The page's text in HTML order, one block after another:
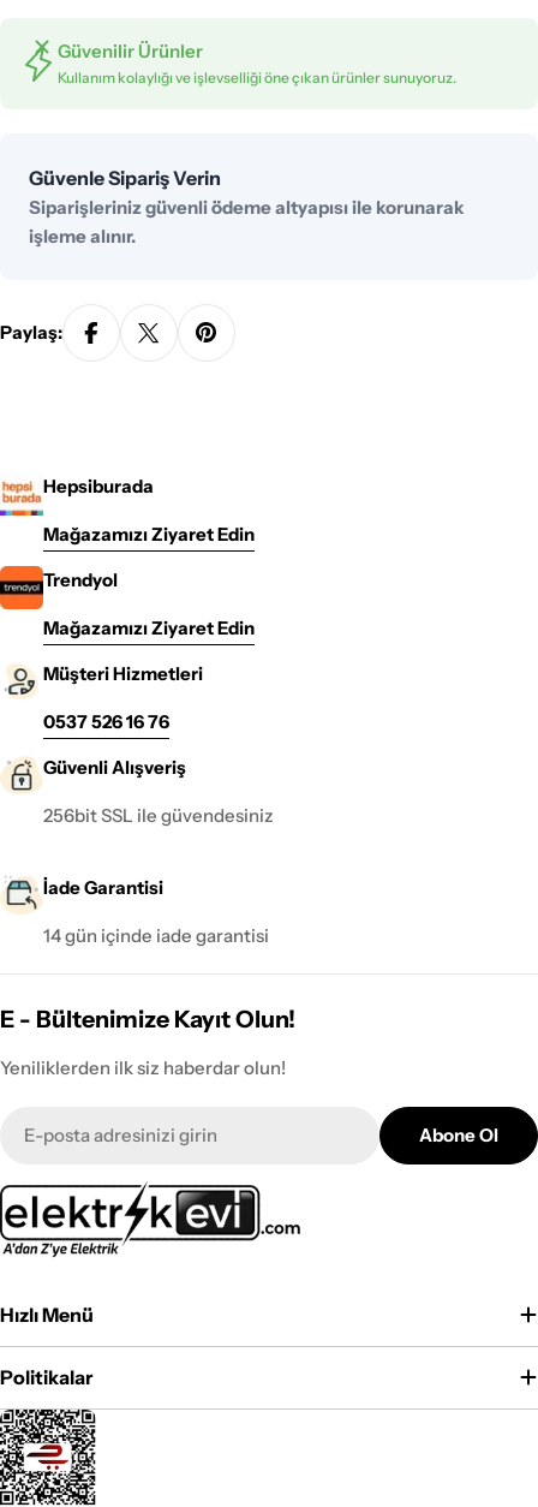
Güvenilir Ürünler
Kullanım kolaylığı ve işlevselliği öne çıkan ürünler sunuyoruz.
Güvenle Sipariş Verin
Ödeme
yöntemleri
Siparişleriniz güvenli ödeme altyapısı ile korunarak
işleme alınır.
Paylaş:
Hepsiburada
Mağazamızı Ziyaret Edin
Trendyol
Mağazamızı Ziyaret Edin
Müşteri Hizmetleri
0537 526 16 76
Güvenli Alışveriş
256bit SSL ile güvendesiniz
İade Garantisi
14 gün içinde iade garantisi
Hızlı Menü
Politikalar
E - Bültenimize Kayıt Olun!
Yeniliklerden ilk siz haberdar olun!
posta
Abone Ol